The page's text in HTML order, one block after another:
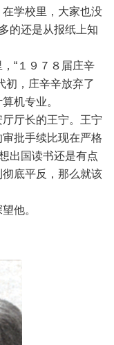
学校里，大家也没
的还是从报纸上知
“１９７８届庄辛
初，庄辛辛放弃了
机专业。
厅长的王宁。王宁
批手续比现在严格
出国读书还是有点
底平反，那么就该
他。